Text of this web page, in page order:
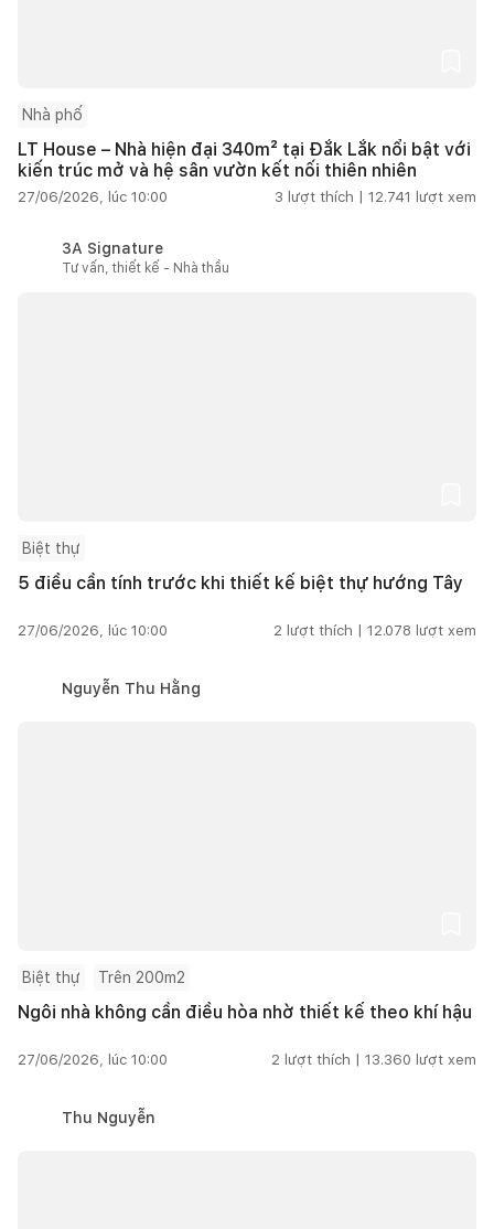
Nhà phố
LT House – Nhà hiện đại 340m² tại Đắk Lắk nổi bật với
kiến trúc mở và hệ sân vườn kết nối thiên nhiên
27/06/2026, lúc 10:00 3 lượt thích | 12.741 lượt xem
3A Signature
Tư vấn, thiết kế - Nhà thầu
Biệt thự
5 điều cần tính trước khi thiết kế biệt thự hướng Tây
27/06/2026, lúc 10:00 2 lượt thích | 12.078 lượt xem
Nguyễn Thu Hằng
Biệt thự Trên 200m2
Ngôi nhà không cần điều hòa nhờ thiết kế theo khí hậu
27/06/2026, lúc 10:00 2 lượt thích | 13.360 lượt xem
Thu Nguyễn